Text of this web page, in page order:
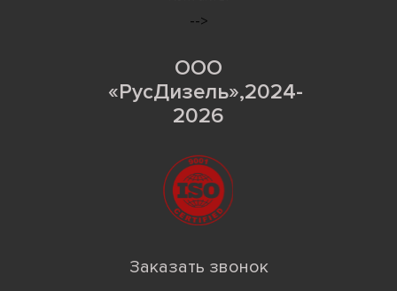
-->
ООО
«РусДизель»,2024-
2026
Заказать звонок